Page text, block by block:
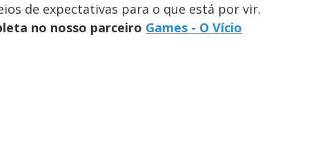
de expectativas para o que está por vir.
no nosso parceiro Games - O Vício